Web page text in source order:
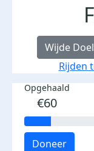
Wijde
Rijden
Opgehaald
€60
Doneer